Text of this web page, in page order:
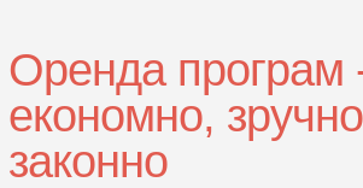
Оренда програм
економно,
законно